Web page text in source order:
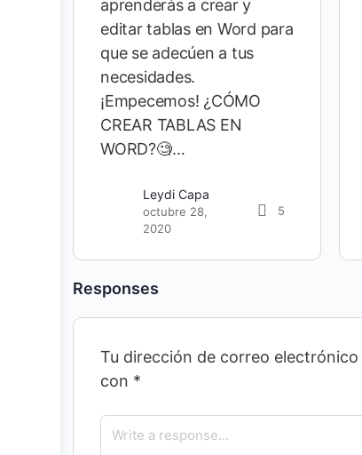
aprenderás a crear y
editar tablas en Word para
que se adecúen a tus
necesidades.
¡Empecemos! ¿CÓMO
CREAR TABLAS EN
WORD?🧐…
Leydi Capa
octubre 28,
2020
5
Responses
Tu dirección de correo electrónico
con *